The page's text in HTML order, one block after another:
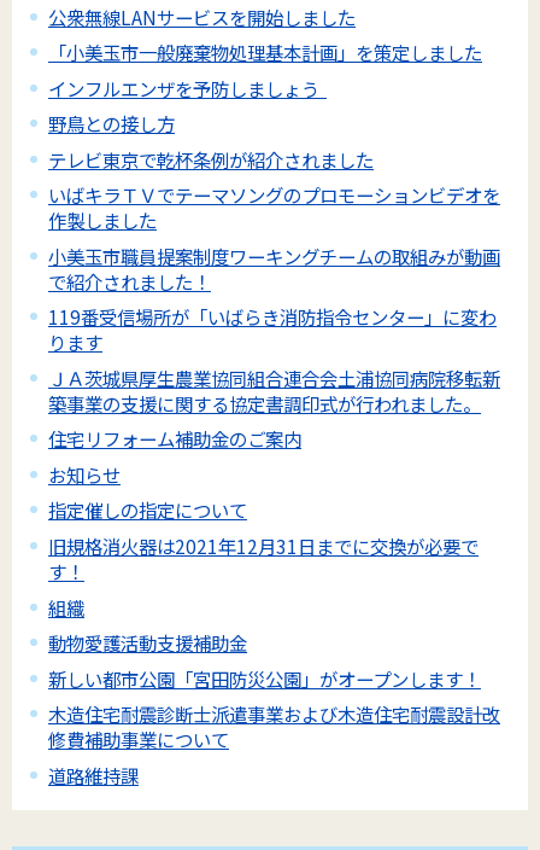
公衆無線LANサービスを開始しました
「小美玉市一般廃棄物処理基本計画」を策定しました
インフルエンザを予防しましょう
野鳥との接し方
テレビ東京で乾杯条例が紹介されました
いばキラＴＶでテーマソングのプロモーションビデオを
作製しました
小美玉市職員提案制度ワーキングチームの取組みが動画
で紹介されました！
119番受信場所が「いばらき消防指令センター」に変わ
ります
ＪＡ茨城県厚生農業協同組合連合会土浦協同病院移転新
築事業の支援に関する協定書調印式が行われました。
住宅リフォーム補助金のご案内
お知らせ
指定催しの指定について
旧規格消火器は2021年12月31日までに交換が必要で
す！
組織
動物愛護活動支援補助金
新しい都市公園「宮田防災公園」がオープンします！
木造住宅耐震診断士派遣事業および木造住宅耐震設計改
修費補助事業について
道路維持課